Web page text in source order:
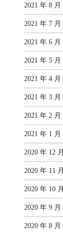
2021 年 8 月
2021 年 7 月
2021 年 6 月
2021 年 5 月
2021 年 4 月
2021 年 3 月
2021 年 2 月
2021 年 1 月
2020 年 12 月
2020 年 11 月
2020 年 10 月
2020 年 9 月
2020 年 8 月